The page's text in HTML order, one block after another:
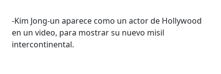
-Kim Jong-un aparece como un actor de Hollywood
en un video, para mostrar su nuevo misil
intercontinental.